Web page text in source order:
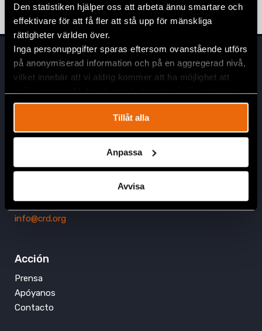
Den statistiken hjälper oss att arbeta ännu smartare och
effektivare för att få fler att stå upp för mänskliga
rättigheter världen över.
Inga personuppgifter sparas eftersom ovanstående utförs
på anonymiserad information och på en aggregerad nivå,
vilket innebär att vi aldrig kommer att ha möjlighet att
spåra en specifik besökares beteende på vår webbplats.
Tillåt alla
Anpassa
Avvisa
Oficina Bogota
Wework Oficinas Amobladas & Coworking Usaquén
info@crd.org
Acción
Prensa
Apóyanos
Contacto